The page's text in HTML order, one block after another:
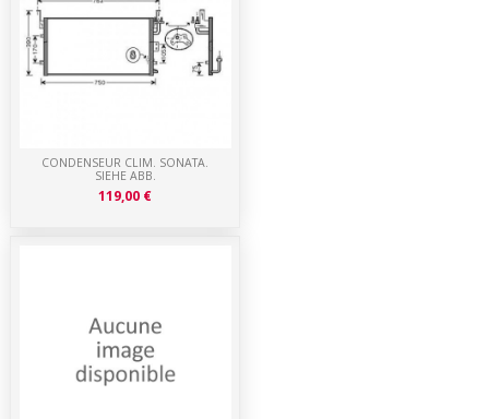
CONDENSEUR CLIM. SONATA.
SIEHE ABB.
119,00 €